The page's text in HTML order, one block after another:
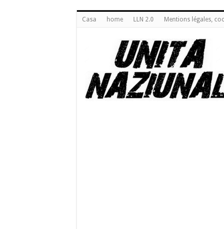
Casa home LLN 2.0 Mentions légales,